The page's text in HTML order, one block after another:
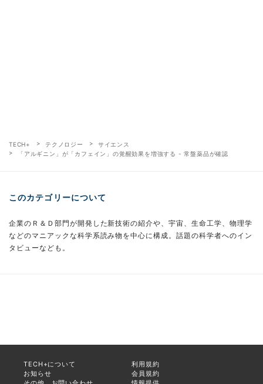
TECH+ テクノロジー
サイエンス
「アルギニン」が「カフェイン」の覚醒効果を増強する - 常盤薬品が確認
このカテゴリーについて
企業のＲ＆Ｄ部門が開発した新技術の紹介や、宇宙、生命工学、物理学
などのマニアックな科学系読み物を中心に構成。話題の科学者へのイン
タビューなども。
TECH+について
利用規約
お知らせ
会員規約